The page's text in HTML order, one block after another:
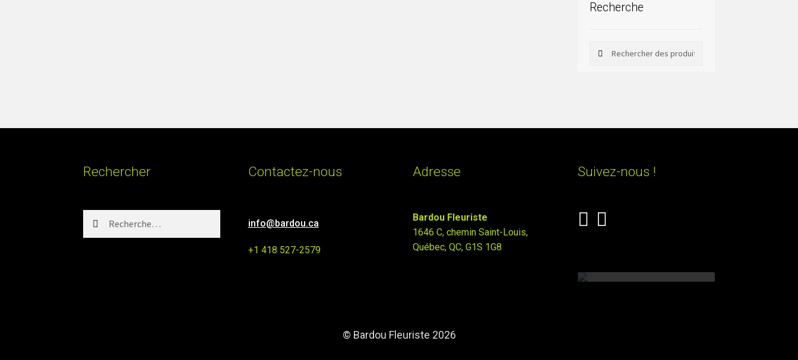
Recherche
Rechercher Contactez-nous
info@bardou.ca
+1 418 527-2579
Adresse
Bardou Fleuriste
1646 C, chemin Saint-Louis,
Québec, QC, G1S 1G8
Suivez-nous !
© Bardou Fleuriste 2026